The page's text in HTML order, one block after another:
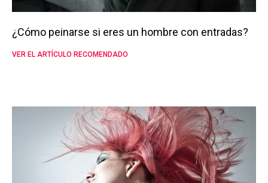
¿Cómo peinarse si eres un hombre con entradas?
VER EL ARTÍCULO RECOMENDADO